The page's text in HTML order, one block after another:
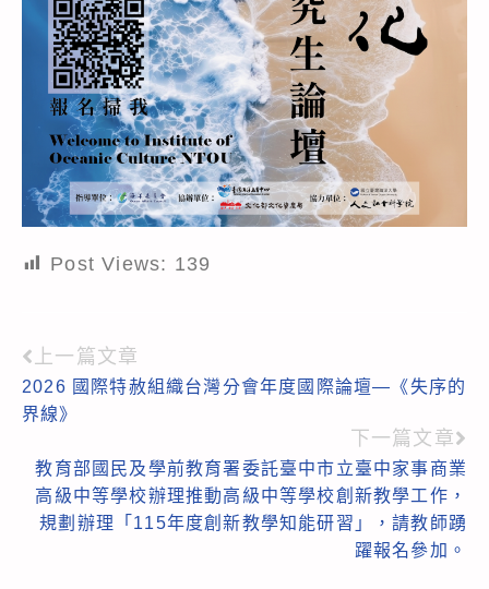
Post Views: 139
Read
more
上一篇文章
2026 國際特赦組織台灣分會年度國際論壇—《失序的
界線》
下一篇文章
教育部國民及學前教育署委託臺中市立臺中家事商業
高級中等學校辦理推動高級中等學校創新教學工作，
規劃辦理「115年度創新教學知能研習」，請教師踴
躍報名參加。